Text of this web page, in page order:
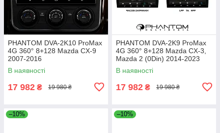
PHANTOM DVA-2K10 ProMax
4G 360° 8+128 Mazda CX-9
2007-2016
В наявності
17 982 ₴ 19 980 ₴
PHANTOM DVA-2K9 ProMax
4G 360° 8+128 Mazda CX-3,
Mazda 2 (0Din) 2014-2023
В наявності
17 982 ₴ 19 980 ₴
–10% –10%